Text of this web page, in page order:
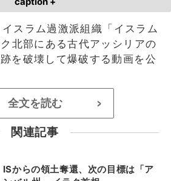
スラム過激派組織「イスラム
北部にある古代アッシリアの
を破壊して爆破する動画を公
全文を読む >
関連記事
ISからの領土奪還、次の目標は「ア